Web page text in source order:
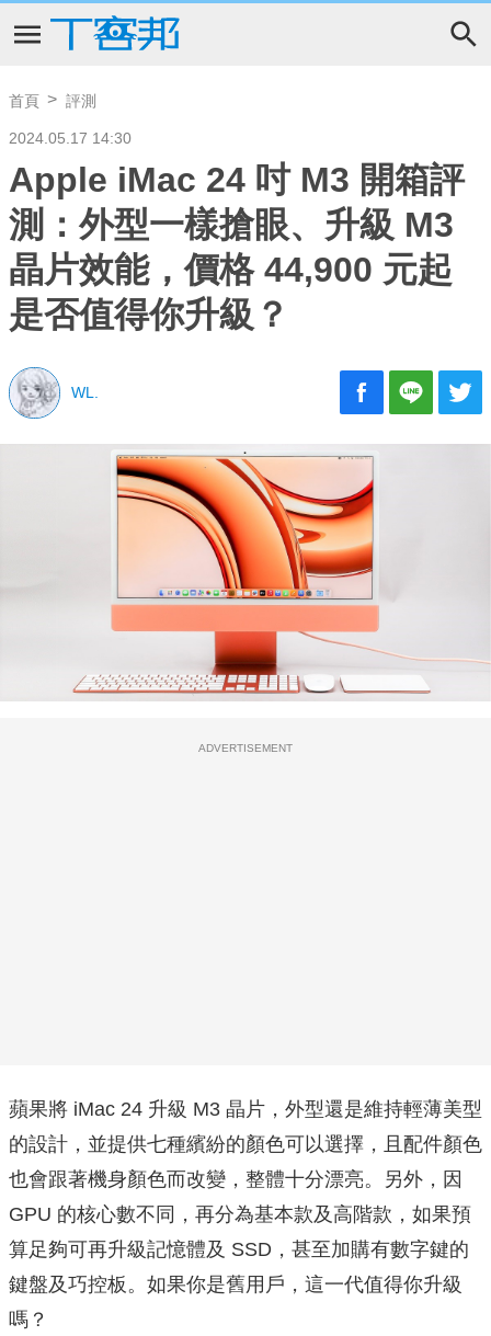
首頁 評測
2024.05.17 14:30
Apple iMac 24 吋 M3 開箱評
測：外型一樣搶眼、升級 M3
晶片效能，價格 44,900 元起
是否值得你升級？
WL.
ADVERTISEMENT
蘋果將 iMac 24 升級 M3 晶片，外型還是維持輕薄美型
的設計，並提供七種繽紛的顏色可以選擇，且配件顏色
也會跟著機身顏色而改變，整體十分漂亮。另外，因
GPU 的核心數不同，再分為基本款及高階款，如果預
算足夠可再升級記憶體及 SSD，甚至加購有數字鍵的
鍵盤及巧控板。如果你是舊用戶，這一代值得你升級
嗎？